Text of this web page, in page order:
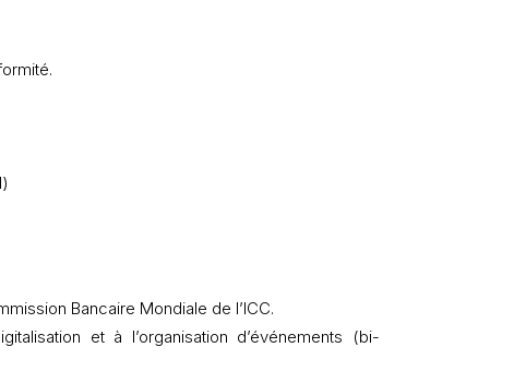
Bancaire Mondiale de l’ICC.
et à l’organisation d’événements (bi-